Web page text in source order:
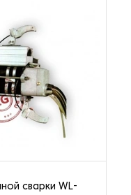
сварки WL-